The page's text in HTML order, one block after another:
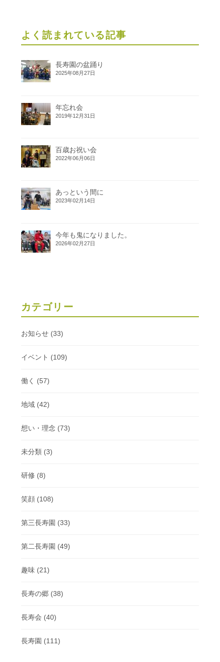
よく読まれている記事
長寿園の盆踊り
2025年08月27日
年忘れ会
2019年12月31日
百歳お祝い会
2022年06月06日
あっという間に
2023年02月14日
今年も鬼になりました。
2026年02月27日
カテゴリー
お知らせ(33)
イベント (109)
働く (57)
地域(42)
想い・理念 (73)
未分類(3)
研修 (8)
笑顔(108)
第三長寿園 (33)
第二長寿園 (49)
趣味(21)
長寿の郷(38)
長寿会 (40)
長寿園 (111)